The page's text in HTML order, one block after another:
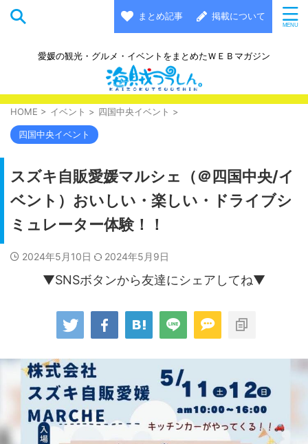
まとめ記事 掲載について
愛媛の観光・グルメ・イベントをまとめたＷＥＢマガジン
HOME > イベント > 四国中央イベント >
四国中央イベント
スズキ自販愛媛マルシェ（＠四国中央/イ
ベント）おいしい・楽しい・ドライブシ
ミュレーター体験！！
2024年5月10日 2024年5月9日
▼SNSボタンから友達にシェアしてね▼